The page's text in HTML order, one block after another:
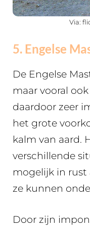
Via:
5. Engelse
De Engelse
maar vooral
daardoor zeer
het grote
kalm van aard.
verschillende
mogelijk in rust
ze kunnen
Door zijn